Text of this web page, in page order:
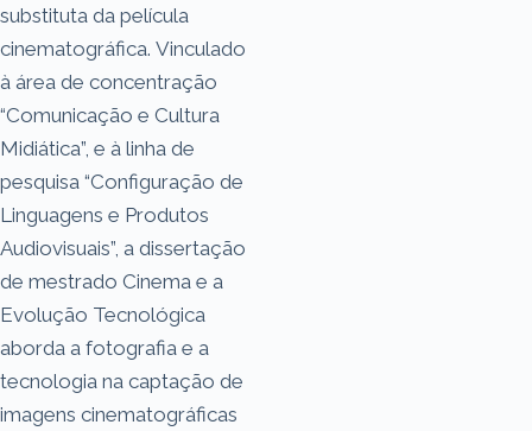
substituta da película
cinematográfica. Vinculado
à área de concentração
“Comunicação e Cultura
Midiática”, e à linha de
pesquisa “Configuração de
Linguagens e Produtos
Audiovisuais”, a dissertação
de mestrado Cinema e a
Evolução Tecnológica
aborda a fotografia e a
tecnologia na captação de
imagens cinematográficas